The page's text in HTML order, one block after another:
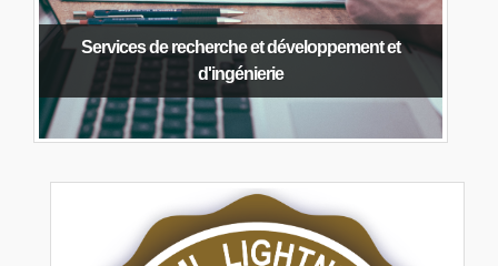
Services de recherche et développement et
d'ingénierie